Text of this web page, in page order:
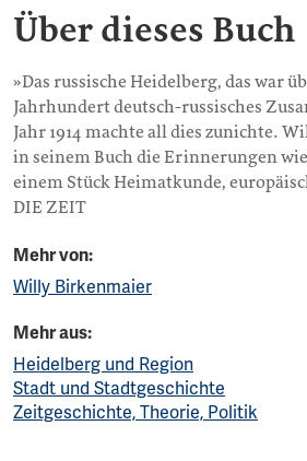
Über dieses Buch
»Das russische Heidelberg, das war
Jahrhundert deutsch-russisches
Jahr 1914 machte all dies zunichte.
in seinem Buch die Erinnerungen
einem Stück Heimatkunde,
DIE ZEIT
Mehr von:
Willy Birkenmaier
Mehr aus:
Heidelberg und Region
Stadt und Stadtgeschichte
Zeitgeschichte, Theorie, Politik